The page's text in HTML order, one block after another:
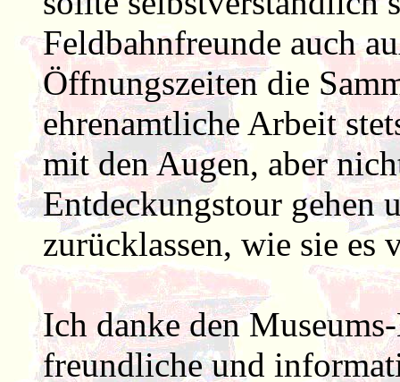
Feldbahnfreunde auch
Öffnungszeiten die
ehrenamtliche Arbeit
mit den Augen, aber
Entdeckungstour gehen
zurücklassen, wie sie es
Ich danke den
freundliche und